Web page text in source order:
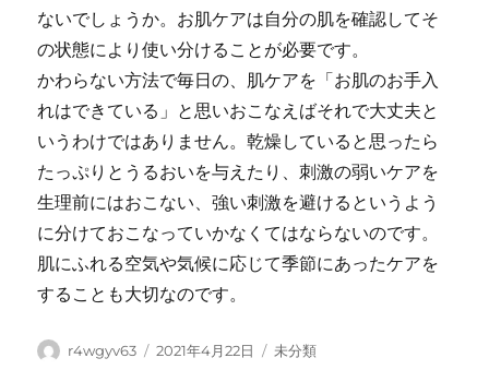
ないでしょうか。お肌ケアは自分の肌を確認してそ
の状態により使い分けることが必要です。
かわらない方法で毎日の、肌ケアを「お肌のお手入
れはできている」と思いおこなえばそれで大丈夫と
いうわけではありません。乾燥していると思ったら
たっぷりとうるおいを与えたり、刺激の弱いケアを
生理前にはおこない、強い刺激を避けるというよう
に分けておこなっていかなくてはならないのです。
肌にふれる空気や気候に応じて季節にあったケアを
することも大切なのです。
Author
r4wgyv63
Posted
2021年4月22日 Categories
未分類